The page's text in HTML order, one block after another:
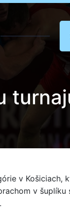
v Košiciach,
v